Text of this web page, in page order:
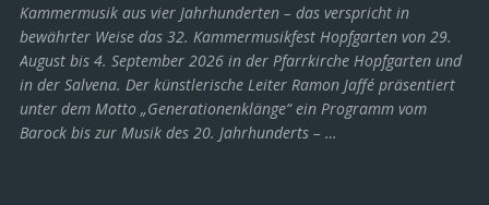
Kammermusik aus vier Jahrhunderten – das verspricht in
bewährter Weise das 32. Kammermusikfest Hopfgarten von 29.
August bis 4. September 2026 in der Pfarrkirche Hopfgarten und
in der Salvena. Der künstlerische Leiter Ramon Jaffé präsentiert
unter dem Motto „Generationenklänge“ ein Programm vom
Barock bis zur Musik des 20. Jahrhunderts ­– …